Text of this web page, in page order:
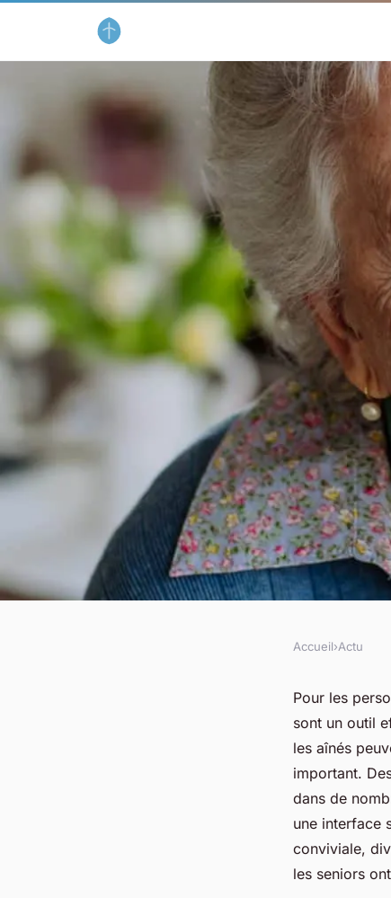
Téléphone
les accessoires
2 min de lecture
Accueil›Actu
Pour les
sont un outil
les aînés
important.
dans de
une interface
conviviale,
les seniors